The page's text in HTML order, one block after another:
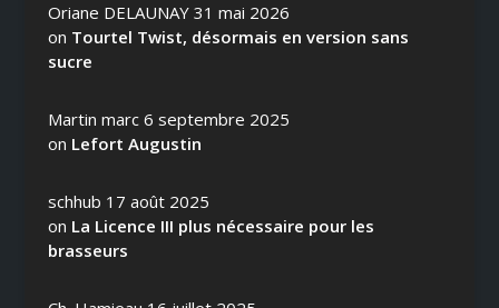
Oriane DELAUNAY 31 mai 2026
on Tourtel Twist, désormais en version sans
sucre
Martin marc 6 septembre 2025
on Lefort Augustin
schhub 17 août 2025
on La Licence III plus nécessaire pour les
brasseurs